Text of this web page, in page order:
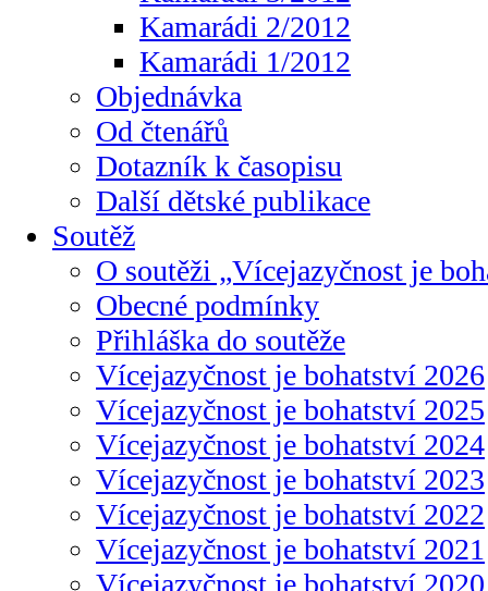
Kamarádi 2/2012
Kamarádi 1/2012
Objednávka
Od čtenářů
Dotazník k časopisu
Další dětské publikace
Soutěž
O soutěži „Vícejazyčnost je
Obecné podmínky
Přihláška do soutěže
Vícejazyčnost je bohatství 2026
Vícejazyčnost je bohatství 2025
Vícejazyčnost je bohatství 2024
Vícejazyčnost je bohatství 2023
Vícejazyčnost je bohatství 2022
Vícejazyčnost je bohatství 2021